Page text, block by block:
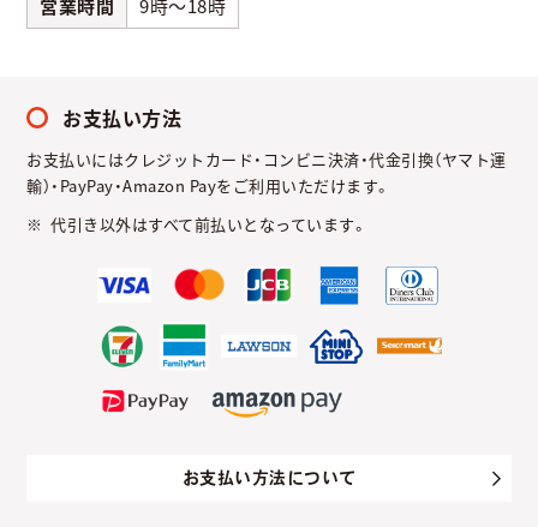
営業時間
9時～18時
お支払い方法
お支払いにはクレジットカード・コンビニ決済・代金引換（ヤマト運
輸）・PayPay・Amazon Payをご利用いただけます。
代引き以外はすべて前払いとなっています。
お支払い方法について